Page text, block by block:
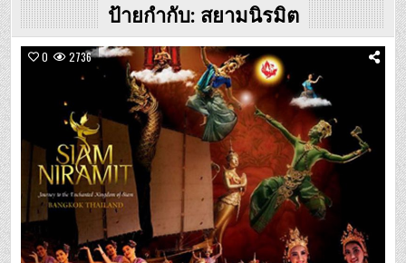
ป้ายกำกับ: สยามนิรมิต
0 2736